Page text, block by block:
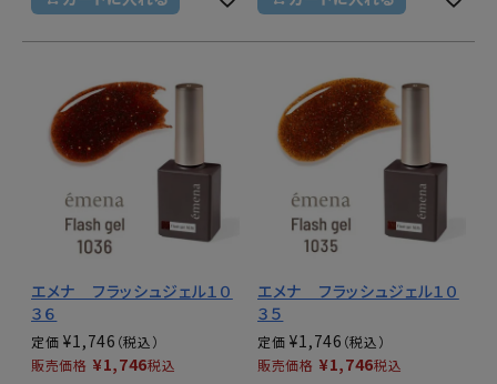
エメナ フラッシュジェル１０
３６
定価 ¥1,746
販売価格 ¥1,746税込
エメナ フラッシュジェル１０
３５
定価 ¥1,746
販売価格 ¥1,746税込